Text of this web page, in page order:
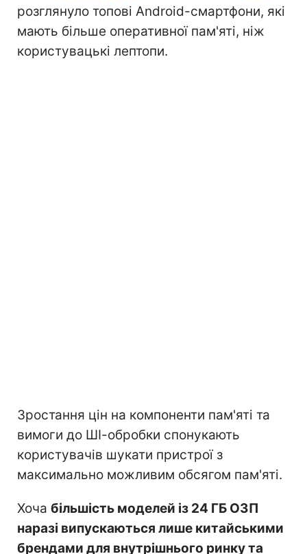
розглянуло топові Android-смартфони, які
мають більше оперативної пам'яті, ніж
користувацькі лептопи.
Зростання цін на компоненти пам'яті та
вимоги до ШІ-обробки спонукають
користувачів шукати пристрої з
максимально можливим обсягом пам'яті.
Хоча більшість моделей із 24 ГБ ОЗП
наразі випускаються лише китайськими
брендами для внутрішнього ринку та